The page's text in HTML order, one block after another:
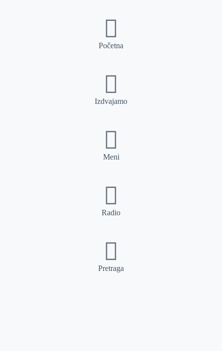
Početna
Izdvajamo
Meni
Radio
Pretraga